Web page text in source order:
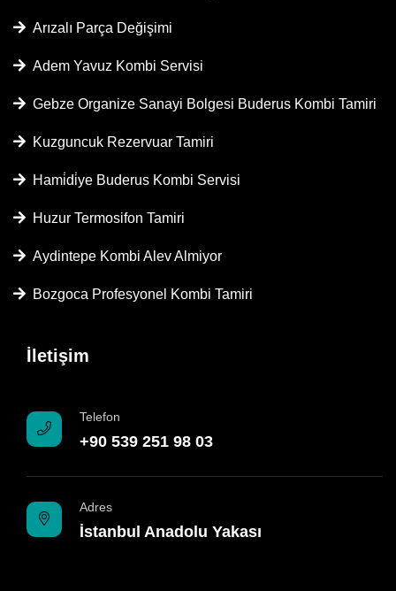
Arızalı Parça Değişimi
Adem Yavuz Kombi Servisi
Gebze Organize Sanayi Bolgesi Buderus Kombi Tamiri
Kuzguncuk Rezervuar Tamiri
Hami̇di̇ye Buderus Kombi Servisi
Huzur Termosifon Tamiri
Aydintepe Kombi Alev Almiyor
Bozgoca Profesyonel Kombi Tamiri
İletişim
Telefon
+90 539 251 98 03
Adres
İstanbul Anadolu Yakası